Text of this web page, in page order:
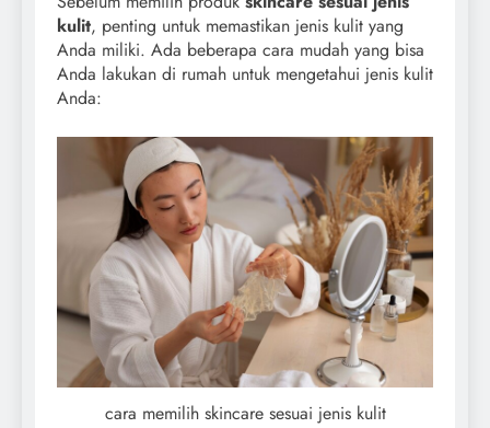
kulit, penting untuk memastikan jenis kulit yang
Anda miliki. Ada beberapa cara mudah yang bisa
Anda lakukan di rumah untuk mengetahui jenis kulit
Anda:
cara memilih skincare sesuai jenis kulit